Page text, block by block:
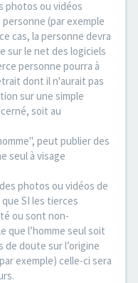
photos ou vidéos
(par exemple
cas, la personne devra
sur le net des logiciels
personne pourra à
dont il n'aurait pas
sur une simple
soit au
peut publier des
seul à visage
photos ou vidéos de
SI les tierces
ou sont non-
que l’homme seul soit
de doute sur l’origine
exemple) celle-ci sera